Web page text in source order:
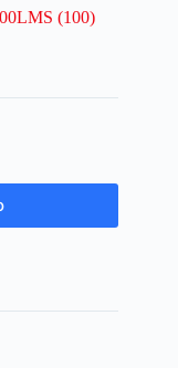
(100)